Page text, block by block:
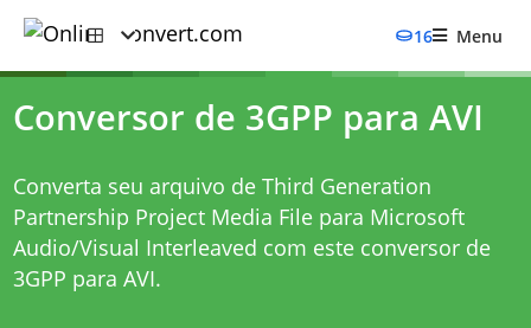
16 Menu
Conversor de 3GPP para AVI
Converta seu arquivo de Third Generation
Partnership Project Media File para Microsoft
Audio/Visual Interleaved com este conversor de
3GPP para AVI.